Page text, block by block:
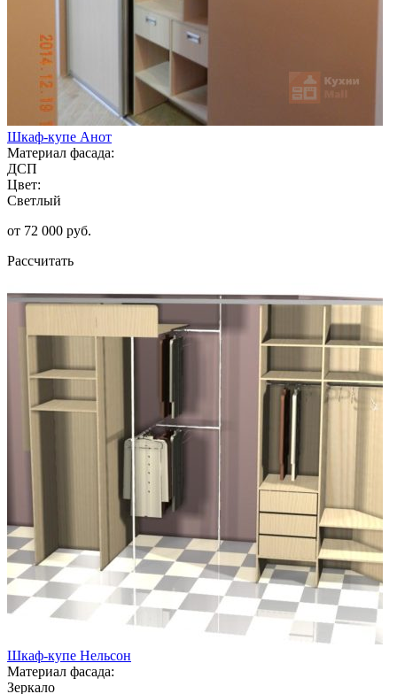
Шкаф-купе Анот
Материал фасада:
ДСП
Цвет:
Светлый
от 72 000 руб.
Рассчитать
Шкаф-купе Нельсон
Материал фасада:
Зеркало